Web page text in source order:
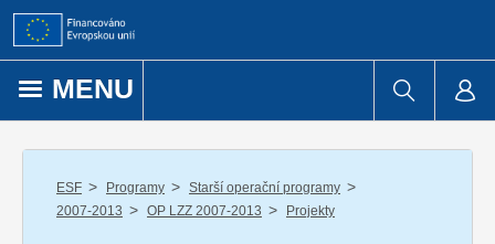
Přejít k obsahu
MENU
ESF / Programy / Starší operační programy /
2007-2013 / OP LZZ 2007-2013 / Projekty